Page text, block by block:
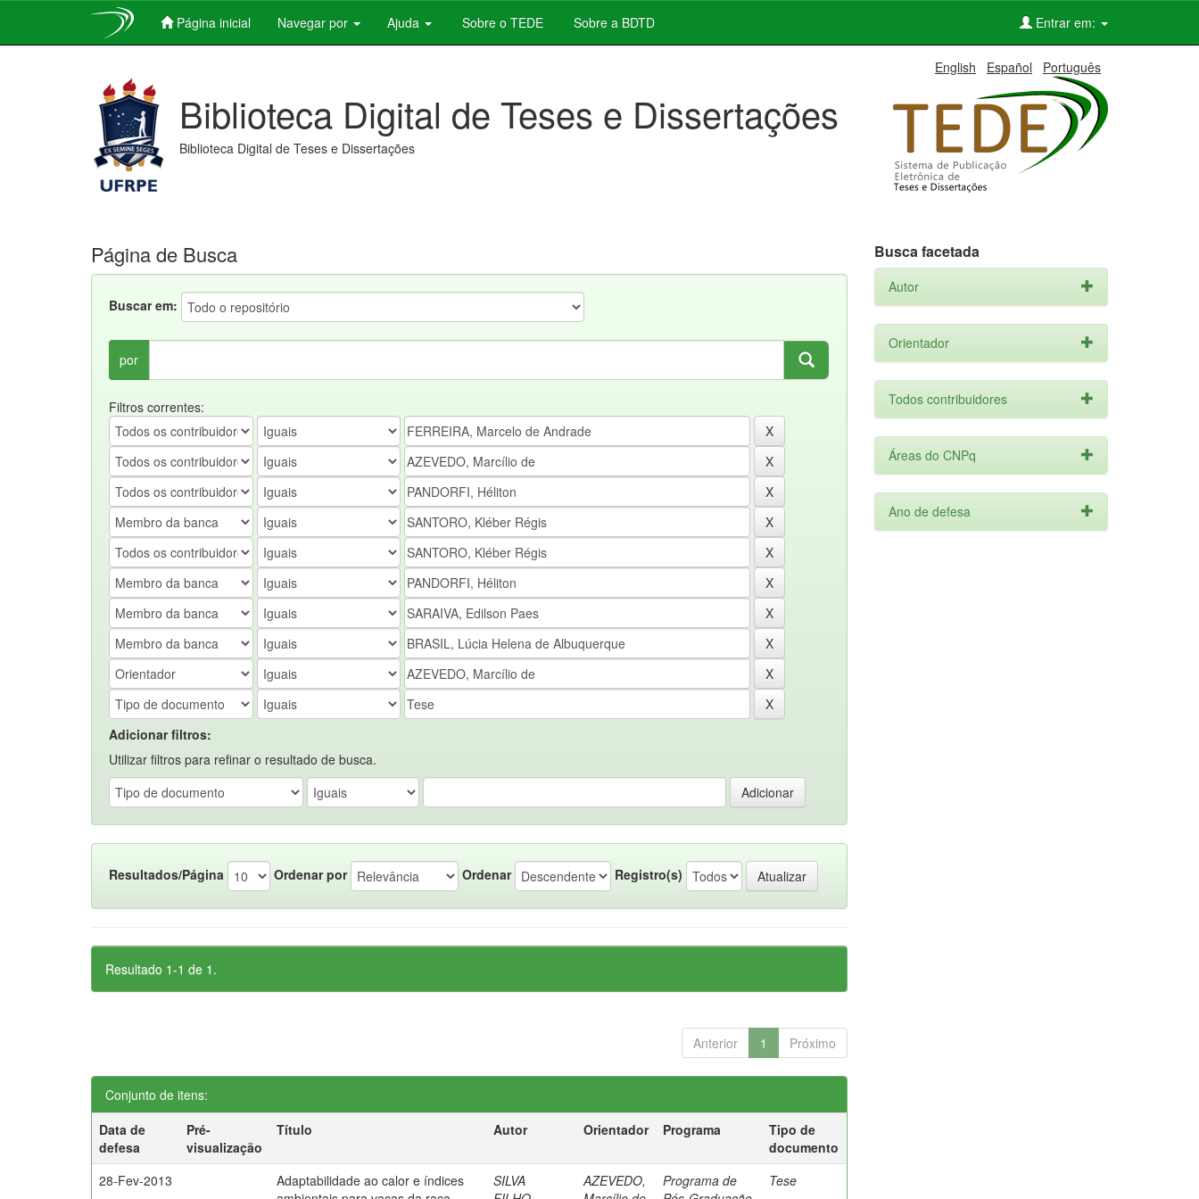
Página inicial Navegar por Ajuda Sobre o TEDE Sobre a BDTD Entrar em:
English Español Português
Biblioteca Digital de Teses e Dissertações
Biblioteca Digital de Teses e Dissertações
Página de Busca
Buscar em:
por
Filtros correntes:
Adicionar filtros:
Utilizar filtros para refinar o resultado de busca.
Resultados/Página Ordenar por Ordenar Registro(s)
Resultado 1-1 de 1.
Anterior 1 Próximo
Conjunto de itens:
Data de
defesa
Pré-
visualização
Título Autor Orientador Programa
Tipo de
documento
28-Fev-2013
Adaptabilidade ao calor e índices
SILVA
AZEVEDO,
Programa de
Tese
Busca facetada
Autor
Orientador
Todos contribuidores
Áreas do CNPq
Ano de defesa